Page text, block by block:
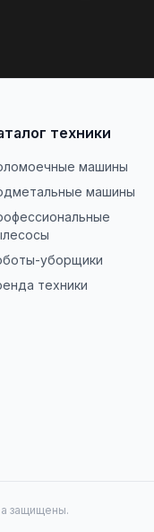
техники
машины
машины
уборщики
техники
защищены.